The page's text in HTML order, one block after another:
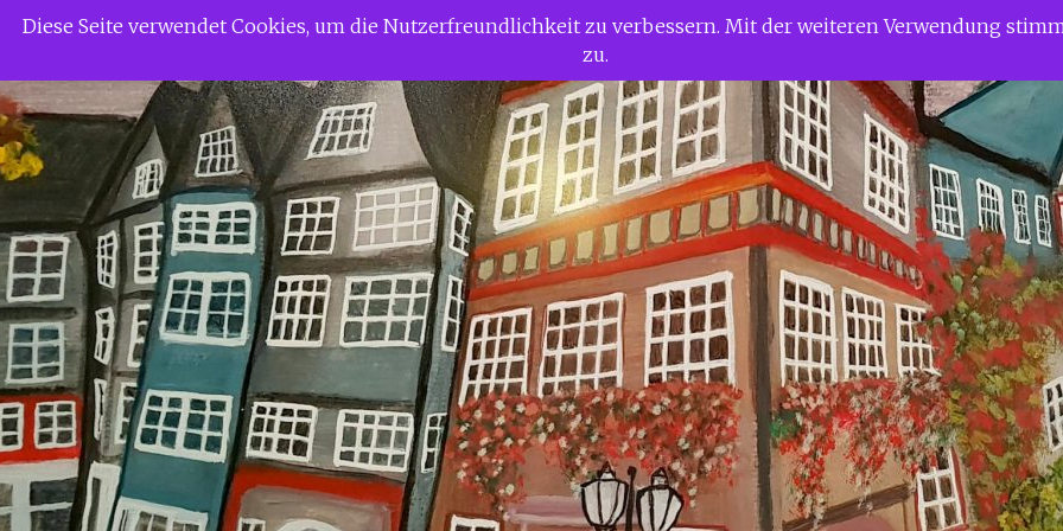
ZumSiggi Gerdaus Welt
Diese Seite verwendet Cookies, um die Nutzerfreundlichkeit zu verbessern. Mit der weiteren Verwendung
zu.